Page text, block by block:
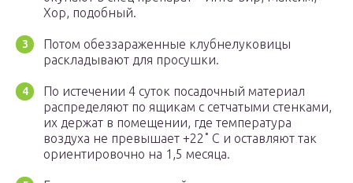
Хор, подобный.
Потом обеззараженные клубнелуковицы
раскладывают для просушки.
По истечении 4 суток посадочный материал
распределяют по ящикам с сетчатыми стенками,
их держат в помещении, где температура
воздуха не превышает +22˚ C и оставляют так
ориентировочно на 1,5 месяца.